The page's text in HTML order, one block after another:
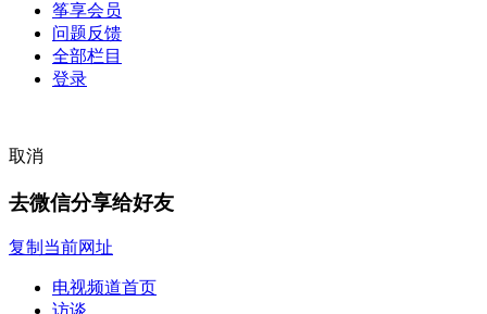
筝享会员
问题反馈
全部栏目
登录
取消
去微信分享给好友
复制当前网址
电视频道首页